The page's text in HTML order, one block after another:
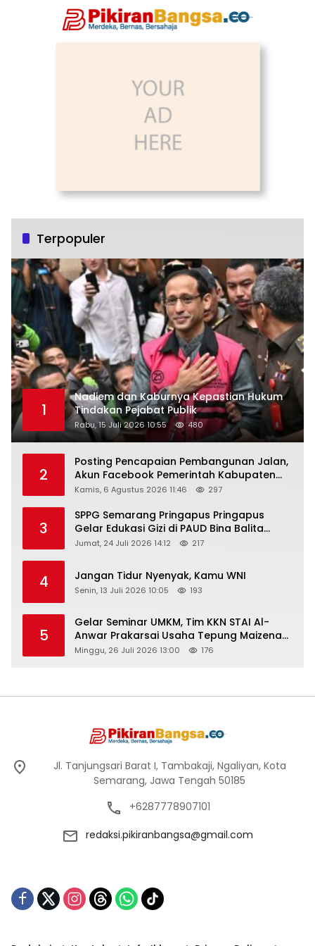
Terpopuler
1
Nadiem dan Kaburnya Kepastian Hukum
Tindakan Pejabat Publik
Rabu, 15 Juli 2026 10:55 480
2
Posting Pencapaian Pembangunan Jalan,
Akun Facebook Pemerintah Kabupaten
Rembang “Dirujak” Warganet
Kamis, 6 Agustus 2026 11:46 297
3
SPPG Semarang Pringapus Pringapus
Gelar Edukasi Gizi di PAUD Bina Balita
Peringati Hari Anak Nasional 2026
Jumat, 24 Juli 2026 14:12 217
4 Jangan Tidur Nyenyak, Kamu WNI
Senin, 13 Juli 2026 10:05 193
5
Gelar Seminar UMKM, Tim KKN STAI Al-
Anwar Prakarsai Usaha Tepung Maizena
di Logung
Minggu, 26 Juli 2026 13:00 176
Jl. Tanjungsari Barat I, Tambakaji, Ngaliyan, Kota
Semarang, Jawa Tengah 50185
+6287778907101
redaksi.pikiranbangsa@gmail.com